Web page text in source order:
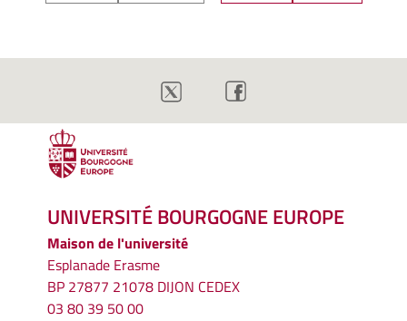
UNIVERSITÉ BOURGOGNE EUROPE
Maison de l'université
Esplanade Erasme
BP 27877 21078 DIJON CEDEX
03 80 39 50 00